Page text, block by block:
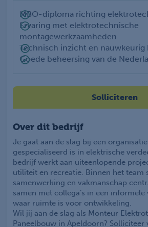
MBO-diploma richting
Ervaring met elektrotechnische
montagewerkzaamheden
Technisch inzicht en nauwkeurig
Goede beheersing van de
Solliciteren
Over dit bedrijf
Je gaat aan de slag bij een
gespecialiseerd is in elektrische
bedrijf werkt aan uiteenlopende
utiliteit en recreatie. Binnen het team
samenwerking en vakmanschap
samen met collega’s in een
waar ruimte is voor ontwikkeling.
Wil jij aan de slag als Monteur
Paneelbouw in Apeldoorn? Solliciteer